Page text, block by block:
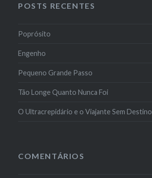
POSTS RECENTES
Poprósito
Engenho
Pequeno Grande Passo
Tão Longe Quanto Nunca Foi
O Ultracrepidário e o Viajante Sem Destino
COMENTÁRIOS